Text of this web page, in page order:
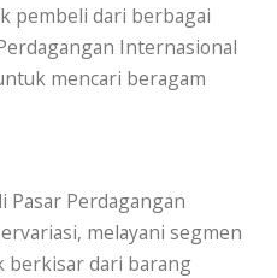
pembeli dari berbagai
Internasional
mencari beragam
Pasar Perdagangan
melayani segmen
berkisar dari barang